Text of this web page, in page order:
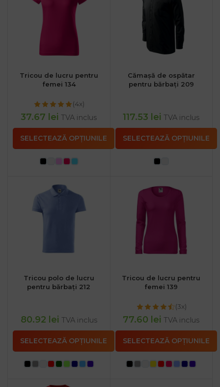
Tricou de lucru pentru
femei 134
(4x)
37.67 lei TVA inclus
SELECTEAZĂ OPȚIUNILE
Cămașă de ospătar
pentru bărbați 209
117.53 lei TVA inclus
SELECTEAZĂ OPȚIUNILE
Tricou polo de lucru
pentru bărbați 212
80.92 lei TVA inclus
SELECTEAZĂ OPȚIUNILE
Tricou de lucru pentru
femei 139
(3x)
77.60 lei TVA inclus
SELECTEAZĂ OPȚIUNILE